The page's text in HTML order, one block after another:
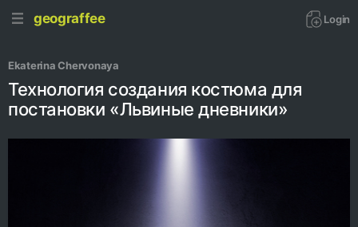
geograffee Login
Ekaterina Chervonaya
Технология создания костюма для
постановки «Львиные дневники»